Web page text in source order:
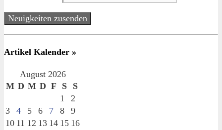
Neuigkeiten zusenden
Artikel Kalender »
August 2026
M D M D F S
S
1
2
3
4 5 6 7 8
9
10 11 12 13 14 15 16